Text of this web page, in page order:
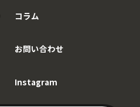
コラム
お問い合わせ
Instagram